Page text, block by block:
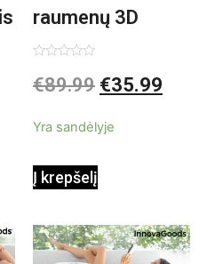
raumenų 3D
elektrinis
Shiatsu
0
iš
€89.99 €35.99
Yra sandėlyje
Į krepšelį